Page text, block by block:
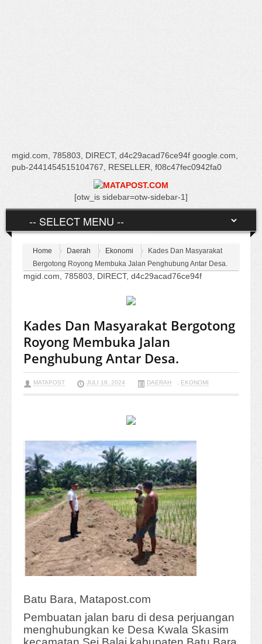
mgid.com, 785803, DIRECT, d4c29acad76ce94f google.com,
pub-2441454515104767, RESELLER, f08c47fec0942fa0
[otw_is sidebar=otw-sidebar-1]
Home Daerah Ekonomi
Kades Dan Masyarakat
Bergotong Royong Membuka Jalan Penghubung Antar Desa.
mgid.com, 785803, DIRECT, d4c29acad76ce94f
Kades Dan Masyarakat Bergotong
Royong Membuka Jalan
Penghubung Antar Desa.
MATAPOST JULI 18, 2024 DAERAH , EKONOMI
Batu Bara, Matapost.com
Pembuatan jalan baru di desa perjuangan
menghubungkan ke Desa Kwala Skasim